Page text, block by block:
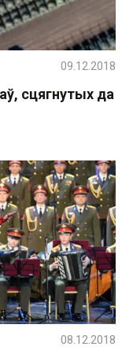
сцягнутых да
09.12.2018
08.12.2018